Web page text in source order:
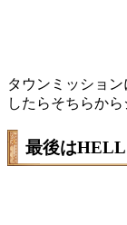
タウンミッショ
したらそちらから
最後はHELL